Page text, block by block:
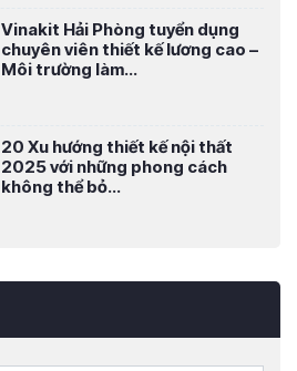
Vinakit Hải Phòng tuyển dụng
chuyên viên thiết kế lương cao –
Môi trường làm...
20 Xu hướng thiết kế nội thất
2025 với những phong cách
không thể bỏ...